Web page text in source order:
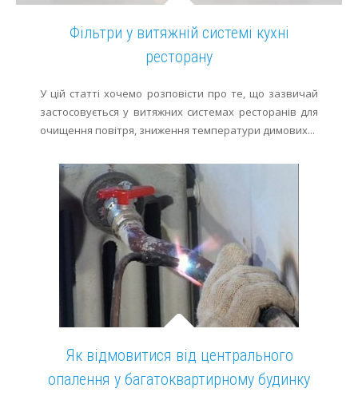
Фільтри у витяжній системі кухні
ресторану
У цій статті хочемо розповісти про те, що зазвичай
застосовується у витяжних системах ресторанів для
очищення повітря, зниження температури димових...
Як відмовитися від центрального
опалення у багатоквартирному будинку